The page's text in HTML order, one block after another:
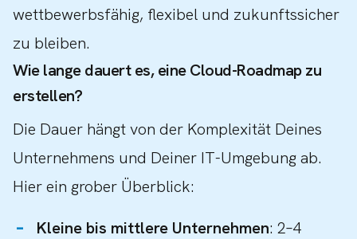
wettbewerbsfähig, flexibel und zukunftssicher
zu bleiben.
Wie lange dauert es, eine Cloud-Roadmap zu
erstellen?
Die Dauer hängt von der Komplexität Deines
Unternehmens und Deiner IT-Umgebung ab.
Hier ein grober Überblick:
Kleine bis mittlere Unternehmen: 2–4